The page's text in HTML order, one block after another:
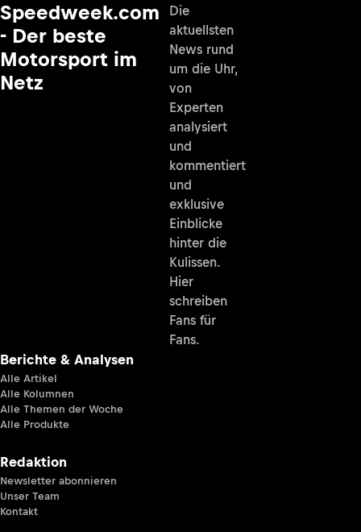
Speedweek.com
- Der beste
Motorsport im
Netz
Die
aktuellsten
News rund
um die Uhr,
von
Experten
analysiert
und
kommentiert
und
exklusive
Einblicke
hinter die
Kulissen.
Hier
schreiben
Fans für
Fans.
Berichte & Analysen
Alle Artikel
Alle Kolumnen
Alle Themen der Woche
Alle Produkte
Redaktion
Newsletter abonnieren
Unser Team
Kontakt